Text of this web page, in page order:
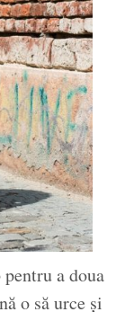
a doua
o să urce și